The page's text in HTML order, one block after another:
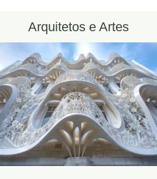
Arquitetos e Artes